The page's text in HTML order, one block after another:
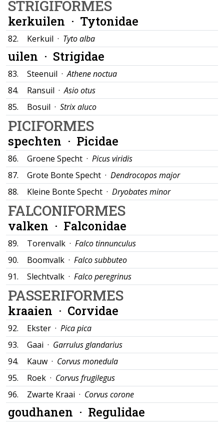
STRIGIFORMES
kerkuilen · Tytonidae
82. Kerkuil · Tyto alba
uilen · Strigidae
83. Steenuil ·Athene noctua
84.
Ransuil ·Asio otus
85.
Bosuil · Strix aluco
PICIFORMES
spechten · Picidae
86. Groene Specht · Picus viridis
87.
Grote Bonte Specht · Dendrocopos major
88.
Kleine Bonte Specht · Dryobates minor
FALCONIFORMES
valken · Falconidae
89. Torenvalk · Falco tinnunculus
90.
Boomvalk · Falco subbuteo
91.
Slechtvalk · Falco peregrinus
PASSERIFORMES
kraaien · Corvidae
92. Ekster · Pica pica
93.
Gaai · Garrulus glandarius
94.
Kauw · Corvus monedula
95.
Roek · Corvus frugilegus
96.
Zwarte Kraai · Corvus corone
goudhanen · Regulidae